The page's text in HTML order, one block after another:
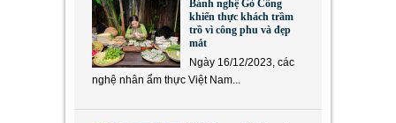
Bánh nghệ Gò Công
khiến thực khách trầm
trồ vì công phu và đẹp
mắt
Ngày 16/12/2023, các
nghệ nhân ẩm thực Việt Nam...